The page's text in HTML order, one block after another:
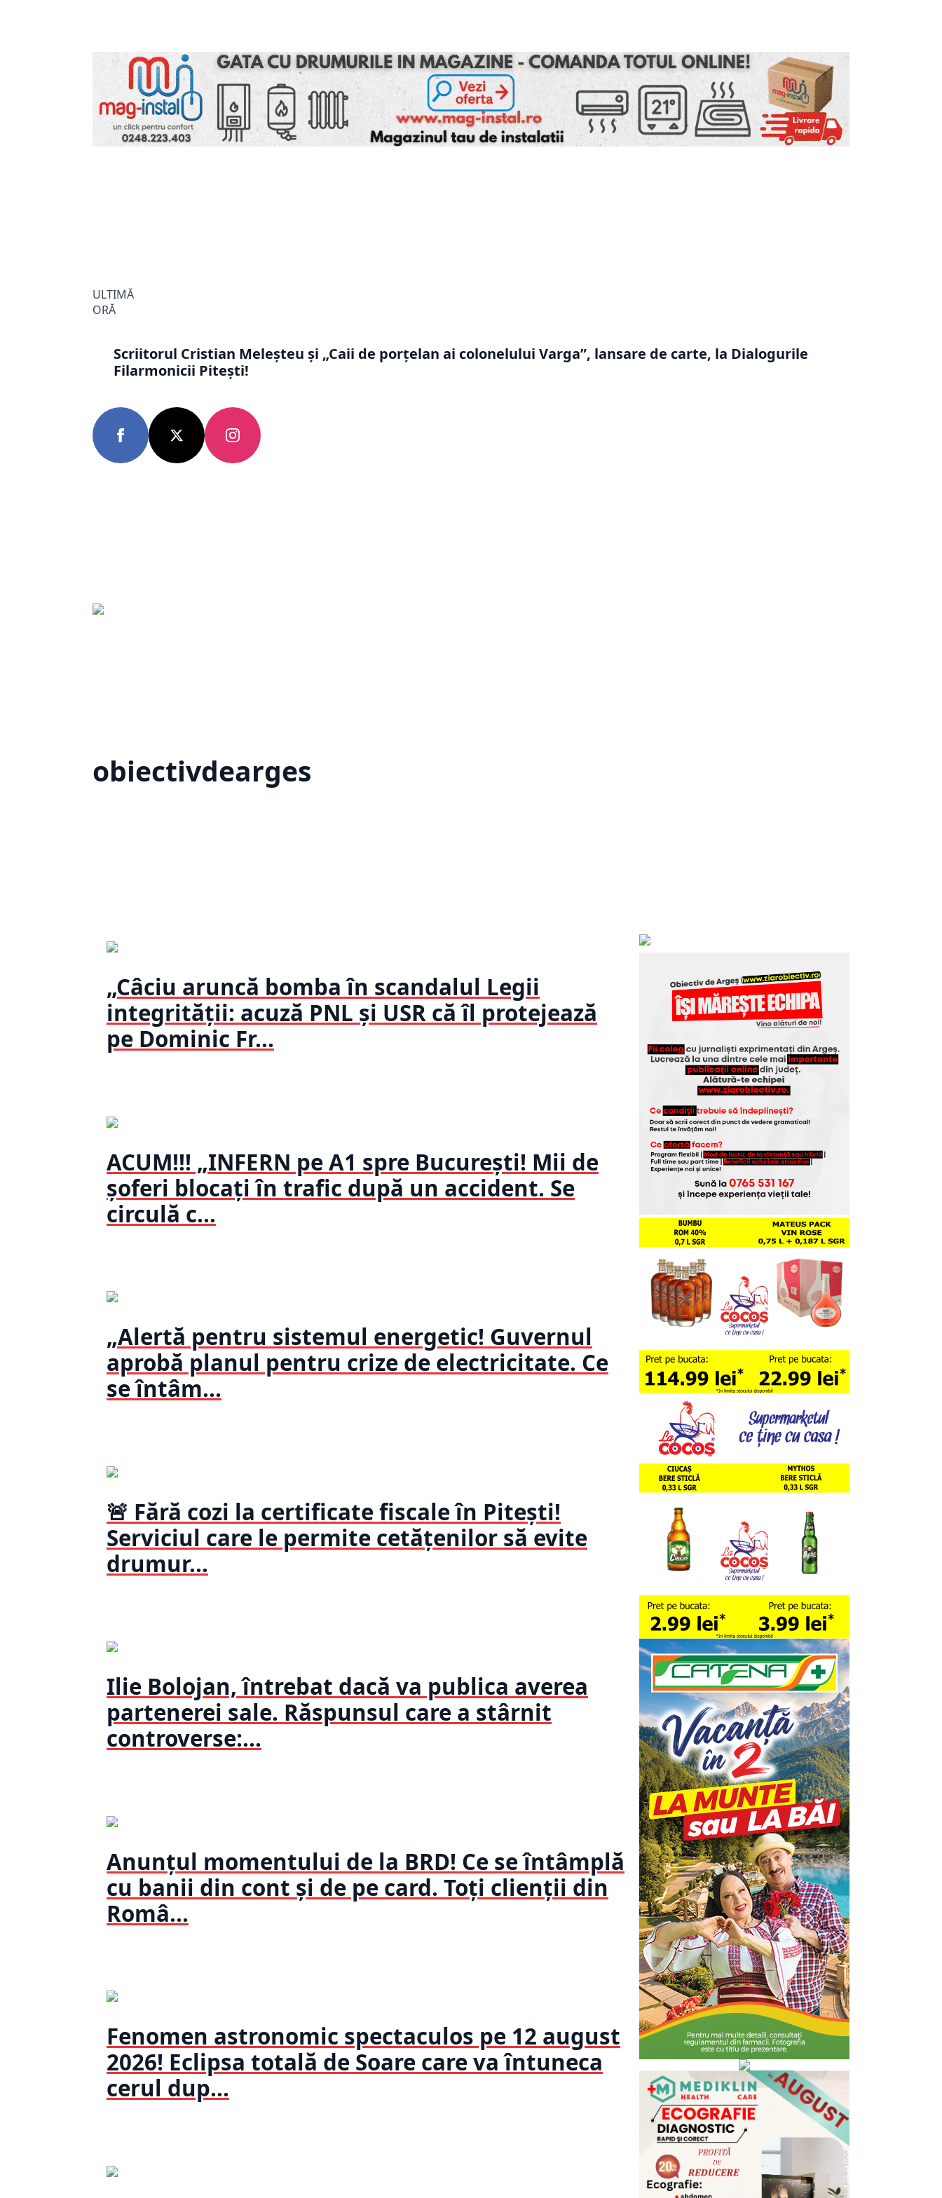
ULTIMĂ
ORĂ
Scriitorul Cristian Meleșteu și „Caii de porțelan ai colonelului Varga”, lansare de carte, la Dialogurile
Filarmonicii Pitești!
obiectivdearges
„Câciu aruncă bomba în scandalul Legii
integrității: acuză PNL și USR că îl protejează
pe Dominic Fr...
ACUM!!! „INFERN pe A1 spre București! Mii de
șoferi blocați în trafic după un accident. Se
circulă c...
„Alertă pentru sistemul energetic! Guvernul
aprobă planul pentru crize de electricitate. Ce
se întâm...
🚨 Fără cozi la certificate fiscale în Pitești!
Serviciul care le permite cetățenilor să evite
drumur...
Ilie Bolojan, întrebat dacă va publica averea
partenerei sale. Răspunsul care a stârnit
controverse:...
Anunțul momentului de la BRD! Ce se întâmplă
cu banii din cont și de pe card. Toți clienții din
Româ...
Fenomen astronomic spectaculos pe 12 august
2026! Eclipsa totală de Soare care va întuneca
cerul dup...